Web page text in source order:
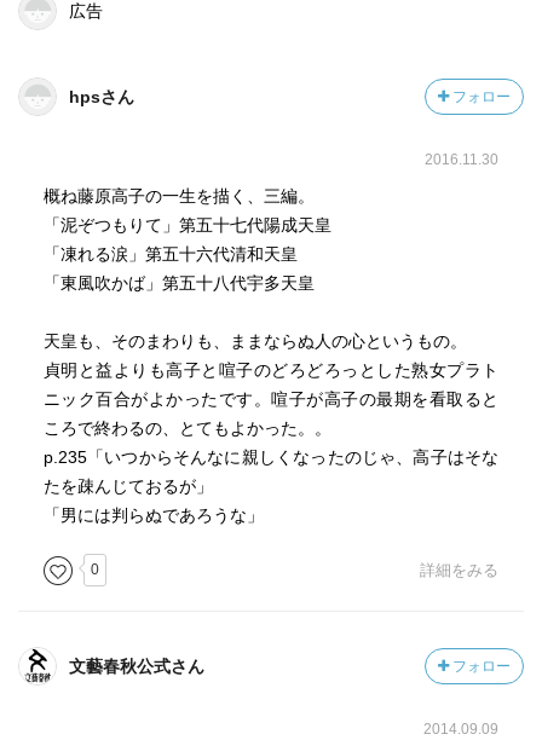
広告
hpsさん フォロー
2016.11.30
概ね藤原高子の一生を描く、三編。
「泥ぞつもりて」第五十七代陽成天皇
「凍れる涙」第五十六代清和天皇
「東風吹かば」第五十八代宇多天皇
天皇も、そのまわりも、ままならぬ人の心というもの。
貞明と益よりも高子と喧子のどろどろっとした熟女プラト
ニック百合がよかったです。喧子が高子の最期を看取ると
ころで終わるの、とてもよかった。。
p.235「いつからそんなに親しくなったのじゃ、高子はそな
たを疎んじておるが」
「男には判らぬであろうな」
0 詳細をみる
文藝春秋公式さん フォロー
2014.09.09